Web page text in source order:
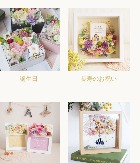
誕生日 長寿のお祝い